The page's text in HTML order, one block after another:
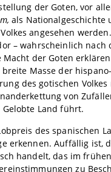
der Goten, vor
als Nationalgeschichte
angesehen
– wahrscheinlich
der Goten
Masse der
des gotischen
von
Gelobte Land führt.
des spanischen
erkennen. Auffällig ist,
handelt, das im
zu